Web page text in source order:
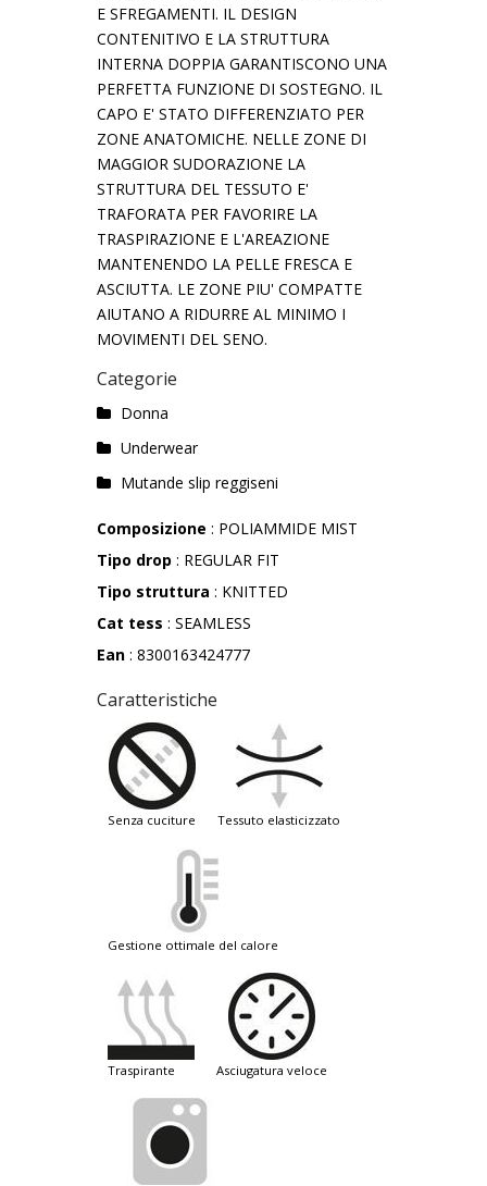
E SFREGAMENTI. IL DESIGN
CONTENITIVO E LA STRUTTURA
INTERNA DOPPIA GARANTISCONO UNA
PERFETTA FUNZIONE DI SOSTEGNO. IL
CAPO E' STATO DIFFERENZIATO PER
ZONE ANATOMICHE. NELLE ZONE DI
MAGGIOR SUDORAZIONE LA
STRUTTURA DEL TESSUTO E'
TRAFORATA PER FAVORIRE LA
TRASPIRAZIONE E L'AREAZIONE
MANTENENDO LA PELLE FRESCA E
ASCIUTTA. LE ZONE PIU' COMPATTE
AIUTANO A RIDURRE AL MINIMO I
MOVIMENTI DEL SENO.
Categorie
Donna
Underwear
Mutande slip reggiseni
Composizione : POLIAMMIDE MIST
Tipo drop : REGULAR FIT
Tipo struttura : KNITTED
Cat tess : SEAMLESS
Ean : 8300163424777
Caratteristiche
senza cuciture tessuto elasticizzato
gestione ottimale del calore
traspirante asciugatura veloce